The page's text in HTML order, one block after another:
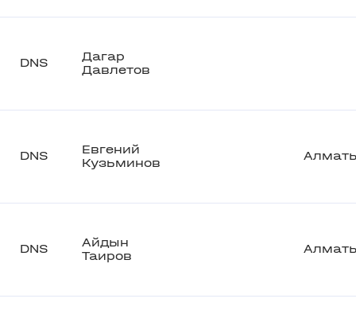
DNS
Дагар
Давлетов
DNS
Евгений
Кузьминов
DNS
Айдын
Таиров